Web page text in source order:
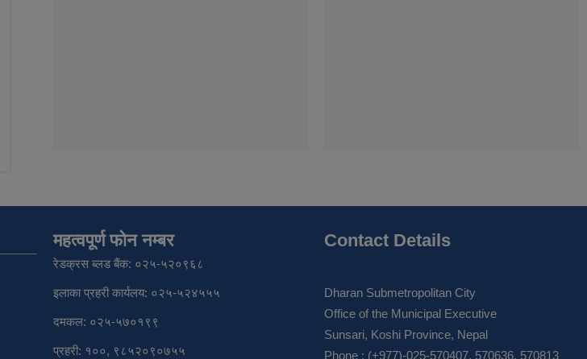
महत्वपूर्ण फोन नम्बर
रेडक्रस ब्लड बैंक: ०२५-५२०९६८
इलाका प्रहरी कार्यलय: ०२५-५२४५५५
दमकल: ०२५-५७०१९९
प्रहरी: १००, ९८५२०९०७५५
Contact Details
Dharan Submetropolitan City
Office of the Municipal Executive
Sunsari, Koshi Province, Nepal
Phone : (+977)-025-570407, 570636, 570813